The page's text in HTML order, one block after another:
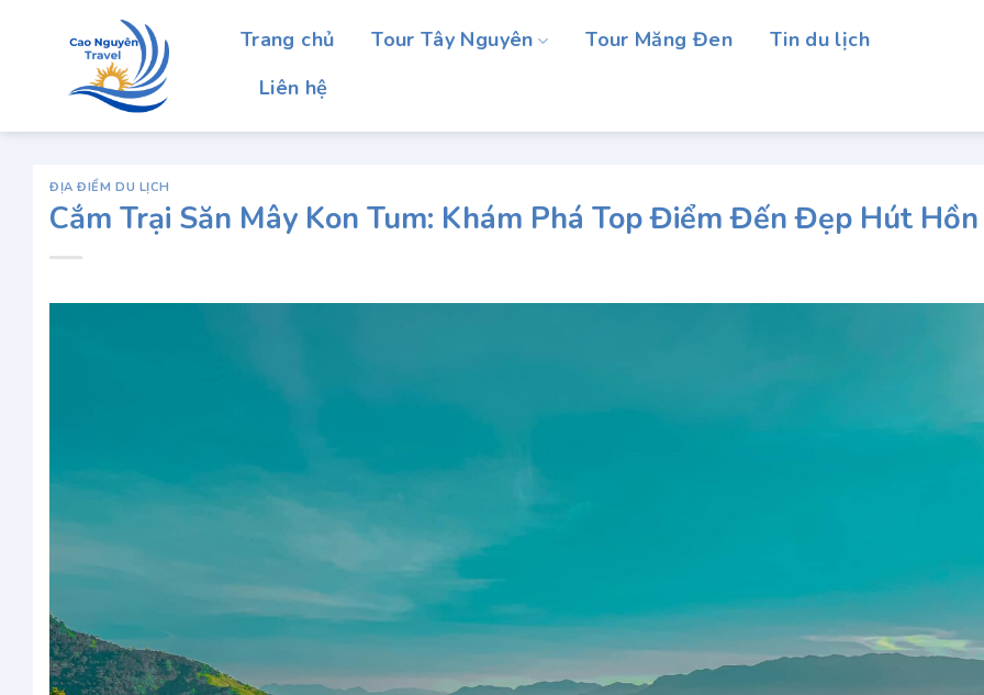
Trang chủ Tour Tây Nguyên Tour Măng Đen
Tin du lịch
Liên hệ
ĐỊA ĐIỂM DU LỊCH
Cắm Trại Săn Mây Kon Tum: Khám Phá Top Điểm Đến Đẹp Hút Hồn